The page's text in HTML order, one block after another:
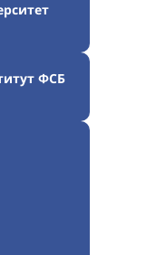
ФСБ